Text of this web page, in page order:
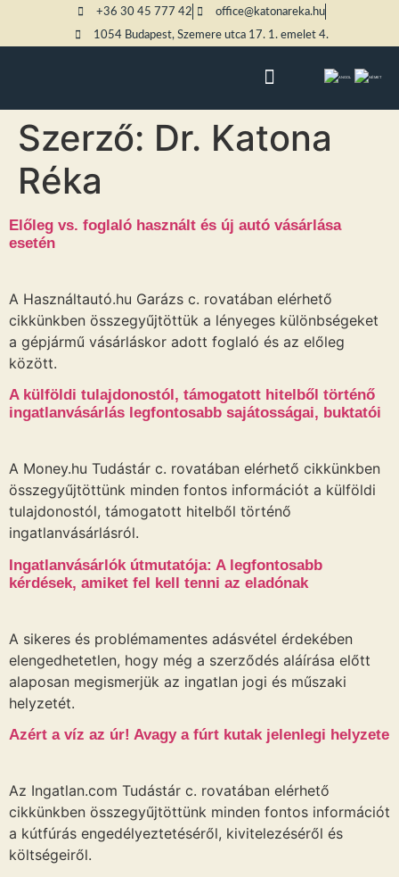
+36 30 45 777 42
office@katonareka.hu
1054 Budapest, Szemere utca 17. 1. emelet 4.
Szerző: Dr. Katona
Réka
Előleg vs. foglaló használt és új autó vásárlása
esetén
A Használtautó.hu Garázs c. rovatában elérhető
cikkünkben összegyűjtöttük a lényeges különbségeket
a gépjármű vásárláskor adott foglaló és az előleg
között.
A külföldi tulajdonostól, támogatott hitelből történő
ingatlanvásárlás legfontosabb sajátosságai, buktatói
A Money.hu Tudástár c. rovatában elérhető cikkünkben
összegyűjtöttünk minden fontos információt a külföldi
tulajdonostól, támogatott hitelből történő
ingatlanvásárlásról.
Ingatlanvásárlók útmutatója: A legfontosabb
kérdések, amiket fel kell tenni az eladónak
A sikeres és problémamentes adásvétel érdekében
elengedhetetlen, hogy még a szerződés aláírása előtt
alaposan megismerjük az ingatlan jogi és műszaki
helyzetét.
Azért a víz az úr! Avagy a fúrt kutak jelenlegi helyzete
Az Ingatlan.com Tudástár c. rovatában elérhető
cikkünkben összegyűjtöttünk minden fontos információt
a kútfúrás engedélyeztetéséről, kivitelezéséről és
költségeiről.